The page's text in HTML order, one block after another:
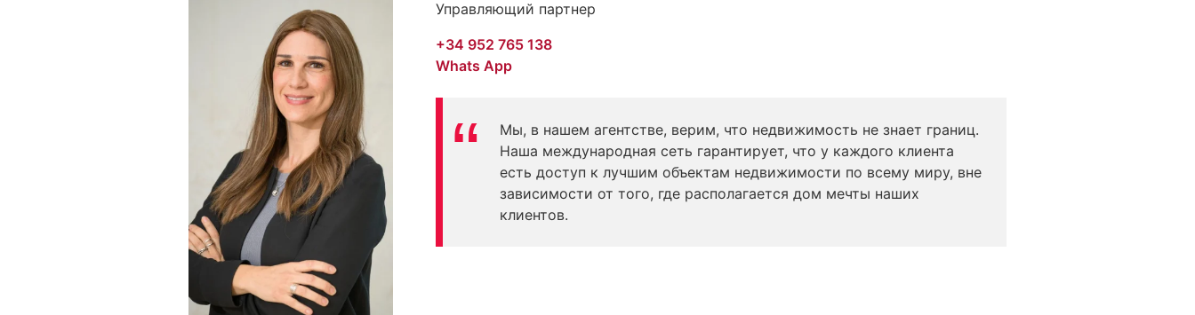
Управляющий партнер
+34 952 765 138
Whats App
Мы, в нашем агентстве, верим, что недвижимость не знает границ.
Наша международная сеть гарантирует, что у каждого клиента
есть доступ к лучшим объектам недвижимости по всему миру, вне
зависимости от того, где располагается дом мечты наших
клиентов.